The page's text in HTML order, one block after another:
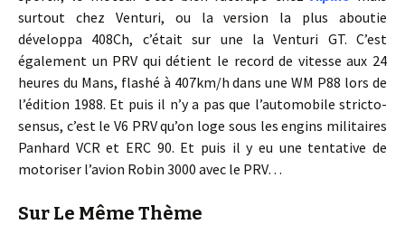
surtout chez Venturi, ou la version la plus aboutie
développa 408Ch, c’était sur une la Venturi GT. C’est
également un PRV qui détient le record de vitesse aux 24
heures du Mans, flashé à 407km/h dans une WM P88 lors de
l’édition 1988. Et puis il n’y a pas que l’automobile stricto-
sensus, c’est le V6 PRV qu’on loge sous les engins militaires
Panhard VCR et ERC 90. Et puis il y eu une tentative de
motoriser l’avion Robin 3000 avec le PRV…
Sur Le Même Thème